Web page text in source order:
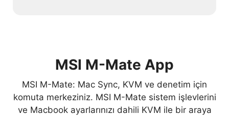
MSI M-Mate App
MSI M-Mate: Mac Sync, KVM ve denetim için
komuta merkeziniz. MSI M-Mate sistem işlevlerini
ve Macbook ayarlarınızı dahili KVM ile bir araya